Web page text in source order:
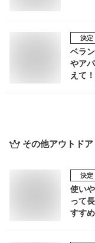
決定
ベラ
やア
えて！
その他アウトド
決定
使い
って
すす